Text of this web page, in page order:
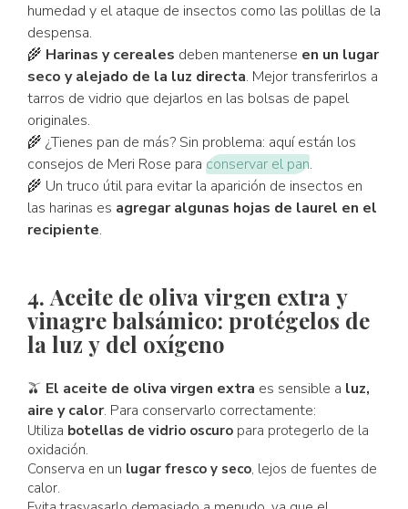
humedad y el ataque de insectos como las polillas de la
despensa.
🌾 Harinas y cereales deben mantenerse en un lugar
seco y alejado de la luz directa. Mejor transferirlos a
tarros de vidrio que dejarlos en las bolsas de papel
originales.
🌾 ¿Tienes pan de más? Sin problema: aquí están los
consejos de Meri Rose para conservar el pan.
🌾 Un truco útil para evitar la aparición de insectos en
las harinas es agregar algunas hojas de laurel en el
recipiente.
4. Aceite de oliva virgen extra y
vinagre balsámico: protégelos de
la luz y del oxígeno
🫒 El aceite de oliva virgen extra es sensible a luz,
aire y calor. Para conservarlo correctamente:
Utiliza botellas de vidrio oscuro para protegerlo de la
oxidación.
Conserva en un lugar fresco y seco, lejos de fuentes de
calor.